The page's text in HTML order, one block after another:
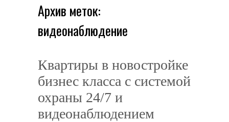
Архив меток:
видеонаблюдение
Квартиры в новостройке
бизнес класса с системой
охраны 24/7 и
видеонаблюдением